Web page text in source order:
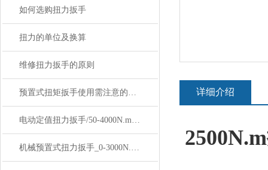
如何选购扭力扳手
扭力的单位及换算
维修扭力扳手的原则
预置式扭矩扳手使用需注意的九大事项
电动定值扭力扳手/50-4000N.m可调式电动定值扭力扳手价格
机械预置式扭力扳手_0-3000N.m手动式预置扭力扳手价格
详细介绍